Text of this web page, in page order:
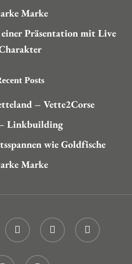
Marke
Präsentation mit Live
Posts
– Vette2Corse
Linkbuilding
wie Goldfische
Marke
linkedin youtube instagram
email